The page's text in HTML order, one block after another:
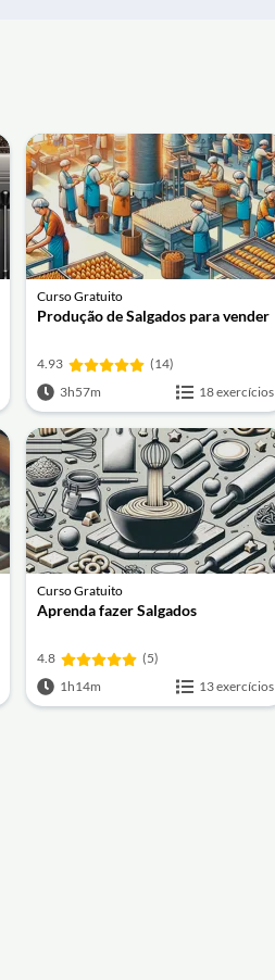
Curso Gratuito
Produção de Salgados para vender
4.93
(14)
3h57m
18 exercícios
Curso Gratuito
Aprenda fazer Salgados
4.8
(5)
1h14m
13 exercícios